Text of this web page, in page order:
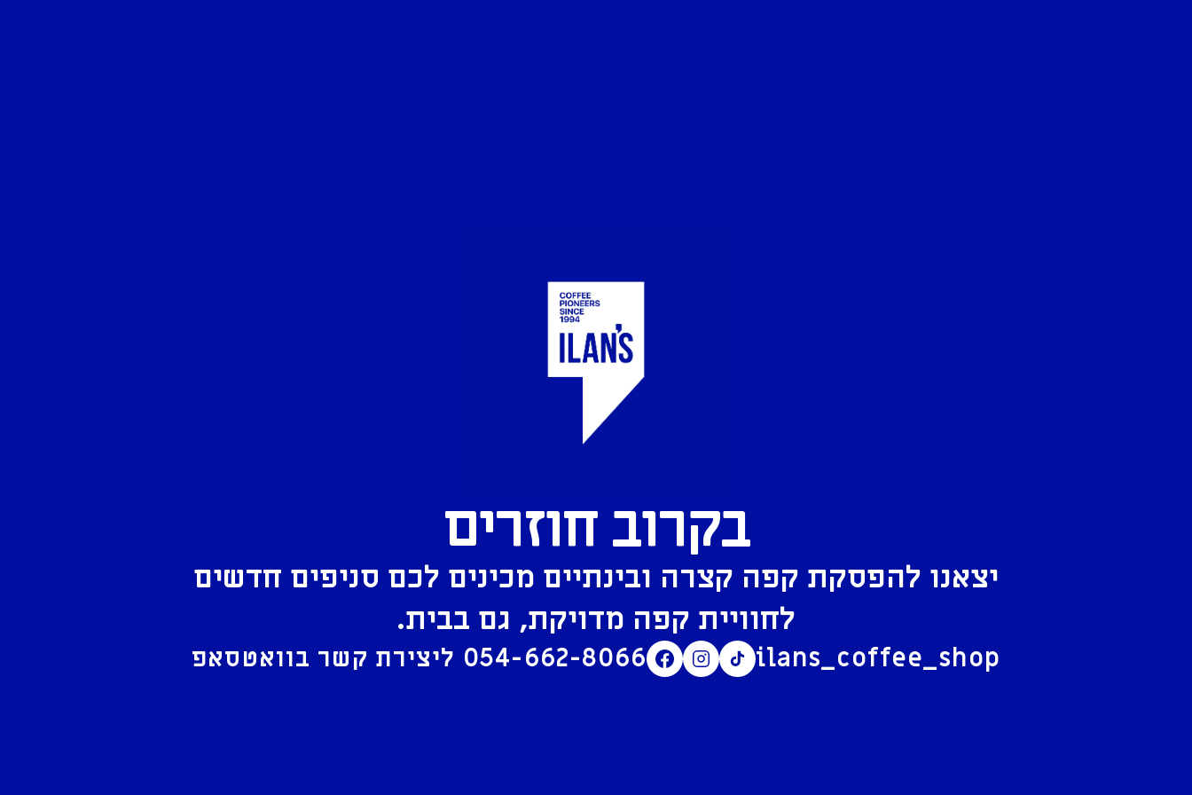
בקרוב חוזרים
יצאנו להפסקת קפה קצרה ובינתיים מכינים לכם סניפים חדשים
לחוויית קפה מדויקת, גם בבית.
054-662-8066 ilans_coffee_shop